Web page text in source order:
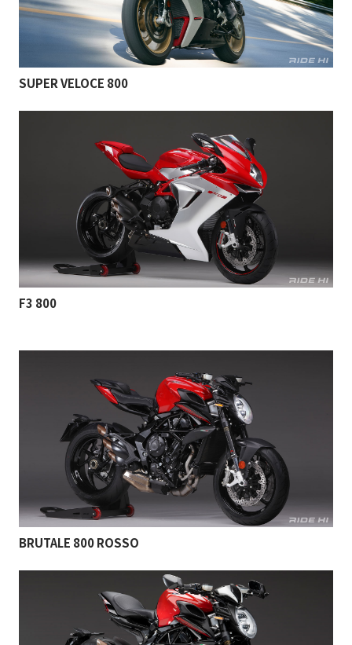
SUPER VELOCE 800
F3 800
BRUTALE 800 ROSSO